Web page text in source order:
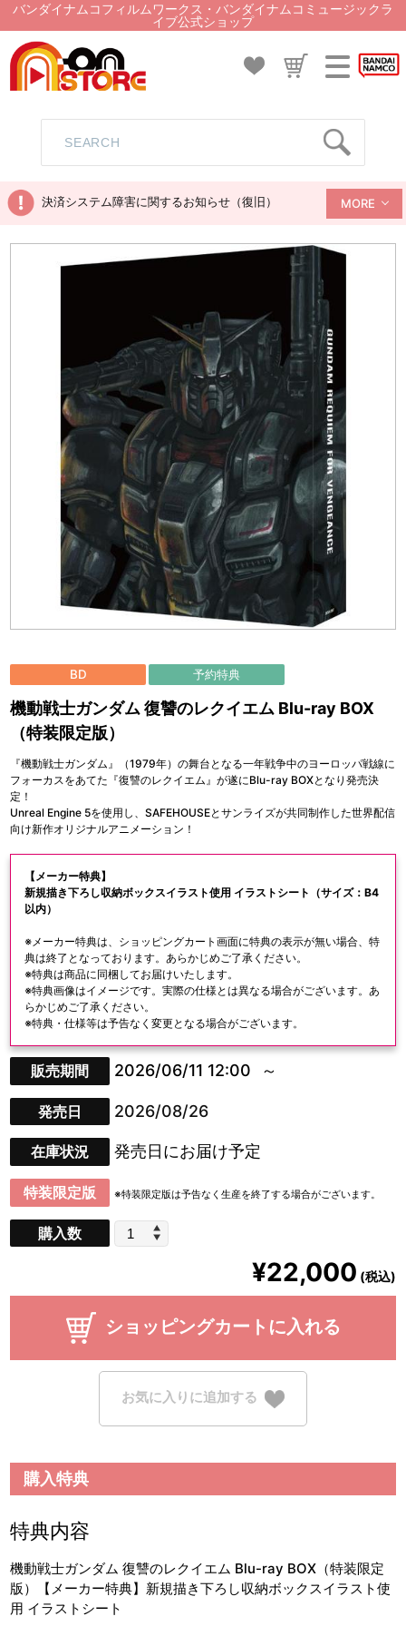
バンダイナムコフィルムワークス・バンダイナムコミュージックラ
イブ公式ショップ
決済システム障害に関するお知らせ（復旧） MORE
BD 予約特典
機動戦士ガンダム 復讐のレクイエム Blu-ray BOX
（特装限定版）
『機動戦士ガンダム』（1979年）の舞台となる一年戦争中のヨーロッパ戦線に
フォーカスをあてた『復讐のレクイエム』が遂にBlu-ray BOXとなり発売決
定！
Unreal Engine 5を使用し、SAFEHOUSEとサンライズが共同制作した世界配信
向け新作オリジナルアニメーション！
【メーカー特典】
新規描き下ろし収納ボックスイラスト使用 イラストシート（サイズ：B4
以内）
※メーカー特典は、ショッピングカート画面に特典の表示が無い場合、特
典は終了となっております。あらかじめご了承ください。
※特典は商品に同梱してお届けいたします。
※特典画像はイメージです。実際の仕様とは異なる場合がございます。あ
らかじめご了承ください。
※特典・仕様等は予告なく変更となる場合がございます。
販売期間 2026/06/11 12:00
発売日 2026/08/26
在庫状況 発売日にお届け予定
特装限定版 ※特装限定版は予告なく生産を終了する場合がございます。
購入数
¥22,000 (税込)
ショッピングカートに入れる
お気に入りに追加する
購入特典
特典内容
機動戦士ガンダム 復讐のレクイエム Blu-ray BOX（特装限定
版）【メーカー特典】新規描き下ろし収納ボックスイラスト使
用 イラストシート